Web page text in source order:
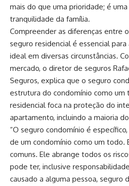
mais do que uma prioridade; é
tranquilidade da família.
Compreender as diferenças entre
seguro residencial é essencial
ideal em diversas circunstâncias.
mercado, o diretor de seguros
Seguros, explica que o seguro
estrutura do condomínio como um
residencial foca na proteção do
apartamento, incluindo a maioria
“O seguro condomínio é
de um condomínio como um todo.
comuns. Ele abrange todos os
pode ter, inclusive
causado a alguma pessoa, seguro